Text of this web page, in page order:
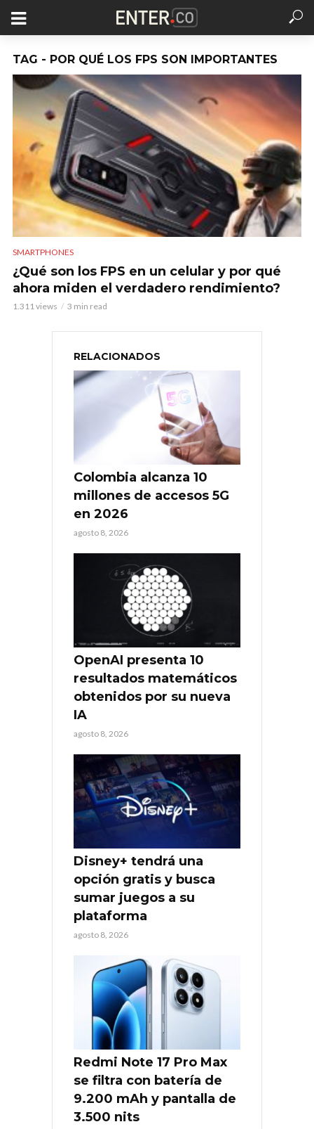
TAG - POR QUÉ LOS FPS SON IMPORTANTES
SMARTPHONES
¿Qué son los FPS en un celular y por qué
ahora miden el verdadero rendimiento?
1.311 views 3 min read
RELACIONADOS
Colombia alcanza 10
millones de accesos 5G
en 2026
agosto 8, 2026
OpenAI presenta 10
resultados matemáticos
obtenidos por su nueva
IA
agosto 8, 2026
Disney+ tendrá una
opción gratis y busca
sumar juegos a su
plataforma
agosto 8, 2026
Redmi Note 17 Pro Max
se filtra con batería de
9.200 mAh y pantalla de
3.500 nits